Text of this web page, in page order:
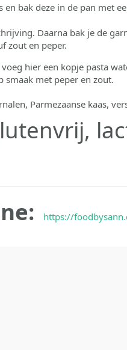
en bak deze in de pan met
Daarna bak je de
zout en peper.
hier een kopje pasta
smaak met peper en zout.
Parmezaanse kaas,
https://